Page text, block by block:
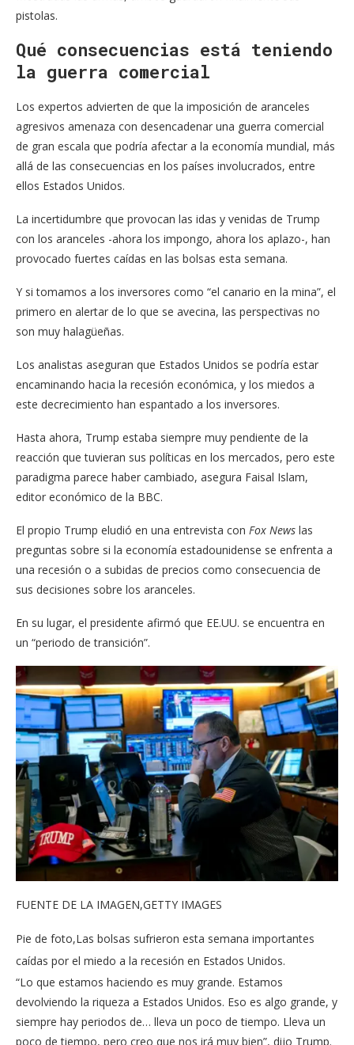
pistolas.
Qué consecuencias está teniendo
la guerra comercial
Los expertos advierten de que la imposición de aranceles
agresivos amenaza con desencadenar una guerra comercial
de gran escala que podría afectar a la economía mundial, más
allá de las consecuencias en los países involucrados, entre
ellos Estados Unidos.
La incertidumbre que provocan las idas y venidas de Trump
con los aranceles -ahora los impongo, ahora los aplazo-, han
provocado fuertes caídas en las bolsas esta semana.
Y si tomamos a los inversores como “el canario en la mina”, el
primero en alertar de lo que se avecina, las perspectivas no
son muy halagüeñas.
Los analistas aseguran que Estados Unidos se podría estar
encaminando hacia la recesión económica, y los miedos a
este decrecimiento han espantado a los inversores.
Hasta ahora, Trump estaba siempre muy pendiente de la
reacción que tuvieran sus políticas en los mercados, pero este
paradigma parece haber cambiado, asegura Faisal Islam,
editor económico de la BBC.
El propio Trump eludió en una entrevista con Fox News las
preguntas sobre si la economía estadounidense se enfrenta a
una recesión o a subidas de precios como consecuencia de
sus decisiones sobre los aranceles.
En su lugar, el presidente afirmó que EE.UU. se encuentra en
un “periodo de transición”.
FUENTE DE LA IMAGEN,GETTY IMAGES
Pie de foto,Las bolsas sufrieron esta semana importantes
caídas por el miedo a la recesión en Estados Unidos.
“Lo que estamos haciendo es muy grande. Estamos
devolviendo la riqueza a Estados Unidos. Eso es algo grande, y
siempre hay periodos de… lleva un poco de tiempo. Lleva un
poco de tiempo, pero creo que nos irá muy bien”, dijo Trump.